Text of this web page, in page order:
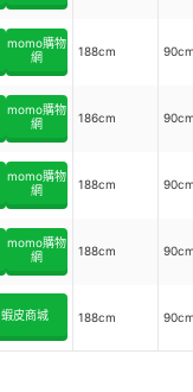
momo購物
網
188cm
momo購物
網
186cm
momo購物
網
188cm
momo購物
網
188cm
蝦皮商城 188cm